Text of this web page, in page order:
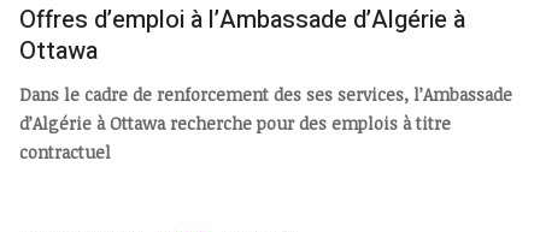
Offres d’emploi à l’Ambassade d’Algérie à
Ottawa
Dans le cadre de renforcement des ses services, l’Ambassade
d’Algérie à Ottawa recherche pour des emplois à titre
contractuel